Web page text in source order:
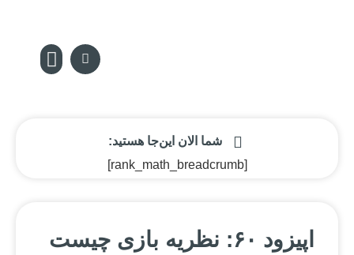
شما الان این‌جا هستید:
[rank_math_breadcrumb]
اپیزود ۶۰: نظریه بازی چیست